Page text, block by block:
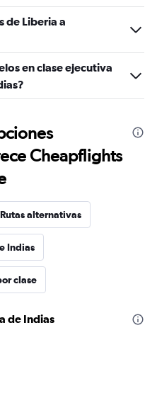
de Liberia a
en clase ejecutiva
Cheapflights
Rutas alternativas
Indias
clase
de Indias